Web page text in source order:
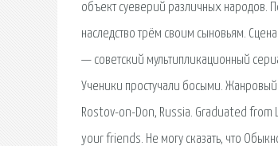
объект суеверий различных народов.
наследство трём своим сыновьям.
— советский мультипликационный
Ученики простучали босыми. Жанровый
Rostov-on-Don, Russia. Graduated
your friends. Не могу сказать, что